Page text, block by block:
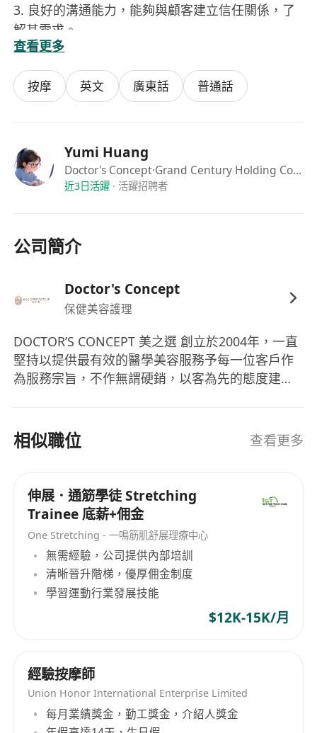
3. 良好的溝通能力，能夠與顧客建立信任關係，了
解其需求。
4. 工作細心耐心，具備高度的責任感與服務意識。
5. 體力良好，能夠長時間站立或操作，保持良好的
職業形象。
1. 提供具有競爭力的薪資待遇，根據個人表現有績
效獎金機會。
2. 完善的員工培訓計劃，幫助員工持續提升專業技
與調理時間。
空間設施。
5. 提供员工內部折扣，享受本店相關服務與產品優
查看更多
按摩 英文 廣東話 普通話
Yumi Huang
Doctor's Concept·Grand Century Holding Company Limited
近3日活躍· 活躍招聘者
公司簡介
Doctor's Concept
保健美容護理
DOCTOR’S CONCEPT 美之選 創立於2004年，一直
堅持以提供最有效的醫學美容服務予每一位客戶作
為服務宗旨，不作無謂硬銷，以客為先的態度建立
科技，並引入嶄新儀器，務求帶給客戶多項國際級
醫美服務，於 DOCTOR’S CONCEPT 開展美麗之
相似職位 查看更多
伸展．通筋學徒 Stretching
Trainee 底薪+佣金
One Stretching - 一鳴筋肌舒展理療中心
無需經驗，公司提供內部培訓
清晰晉升階梯，優厚佣金制度
學習運動行業發展技能
$12K-15K/月
經驗按摩師
Union Honor International Enterprise Limited
每月業績獎金，勤工獎金，介紹人獎金